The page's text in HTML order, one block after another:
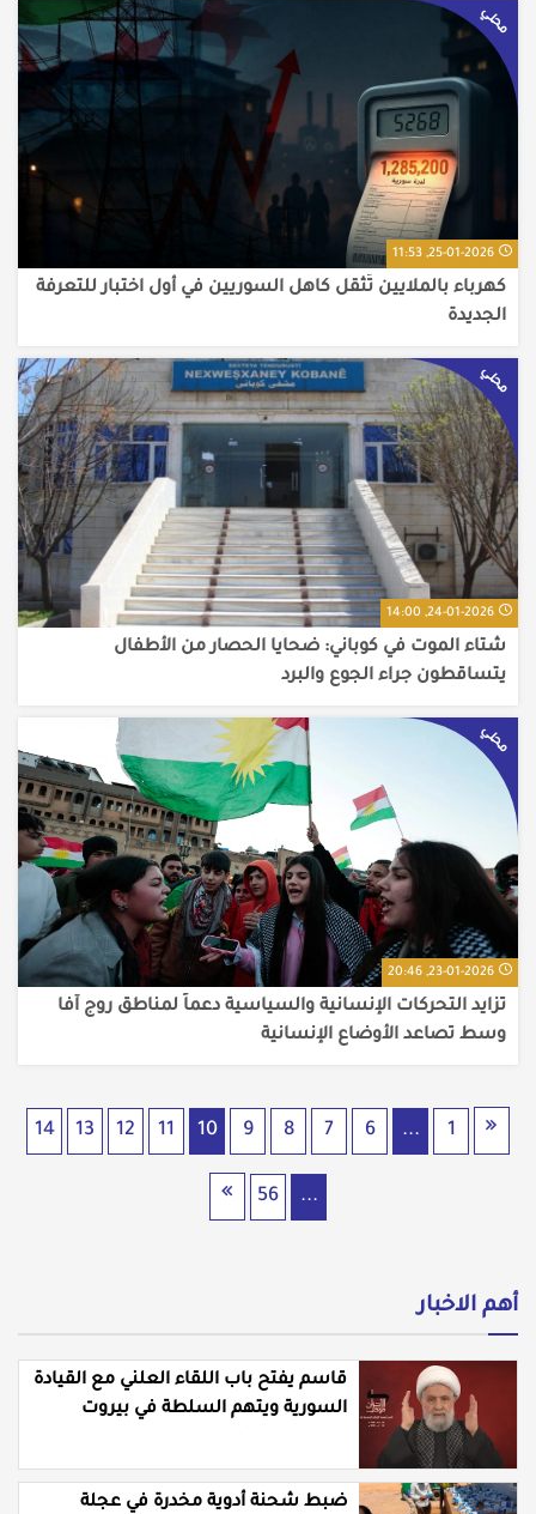
محلي
25-01-2026, 11:53
كهرباء بالملايين تُثقل كاهل السوريين في أول اختبار للتعرفة
الجديدة
محلي
24-01-2026, 14:00
شتاء الموت في كوباني: ضحايا الحصار من الأطفال
يتساقطون جراء الجوع والبرد
محلي
23-01-2026, 20:46
تزايد التحركات الإنسانية والسياسية دعماً لمناطق روج آفا
وسط تصاعد الأوضاع الإنسانية
1
...
6
7
8
9
10
11
12
13
14
...
56
أهم الاخبار
قاسم يفتح باب اللقاء العلني مع القيادة
السورية ويتهم السلطة في بيروت
ضبط شحنة أدوية مخدرة في عجلة